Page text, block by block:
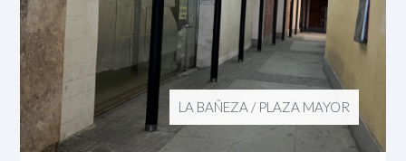
LA BAÑEZA / PLAZA MAYOR